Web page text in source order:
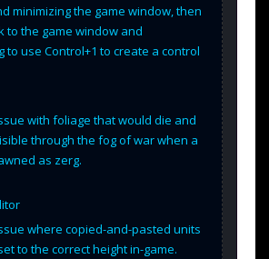
minimizing the game window, then
to the game window and
to use Control+1 to create a control
with foliage that would die and
through the fog of war when a
as zerg.
where copied-and-pasted units
to the correct height in-game.